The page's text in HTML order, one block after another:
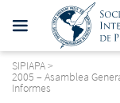
SIPIAPA>
2005 – Asamblea
Informes